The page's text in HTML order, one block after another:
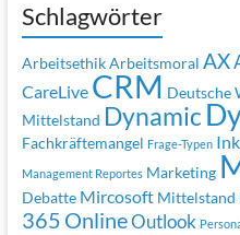
Schlagwörter
Arbeitsethik Arbeitsmoral AX
CareLive CRM Deutsche
Mittelstand Dynamic
Fachkräftemangel Frage-Typen
Management Reportes Marketing
Debatte Mircosoft Mittelstand
365 OnlineOutlook